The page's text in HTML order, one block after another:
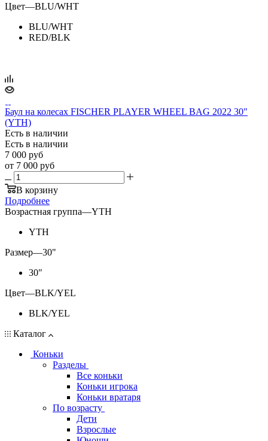
Цвет—BLU/WHT
BLU/WHT
RED/BLK
Баул на колесах FISCHER PLAYER WHEEL BAG 2022 30"
(YTH)
Есть в наличии
Есть в наличии
7 000 руб
от 7 000 руб
В корзину
Подробнее
Возрастная группа—YTH
YTH
Размер—30"
30"
Цвет—BLK/YEL
BLK/YEL
Каталог
Коньки
Разделы
Все коньки
Коньки игрока
Коньки вратаря
По возрасту
Дети
Взрослые